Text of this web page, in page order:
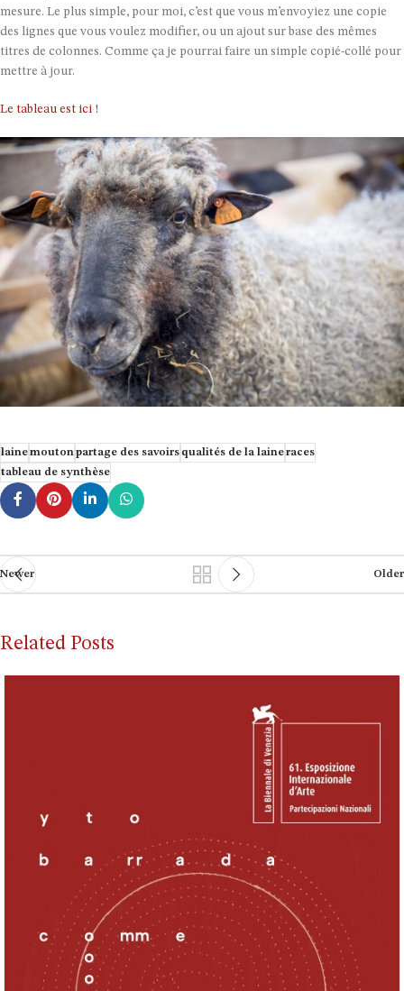
mesure. Le plus simple, pour moi, c’est que vous m’envoyiez une copie
des lignes que vous voulez modifier, ou un ajout sur base des mêmes
titres de colonnes. Comme ça je pourrai faire un simple copié-collé pour
mettre à jour.
Le tableau est ici !
lainemoutonpartage des savoirsqualités de la laineraces
tableau de synthèse
Newer Older
Related Posts